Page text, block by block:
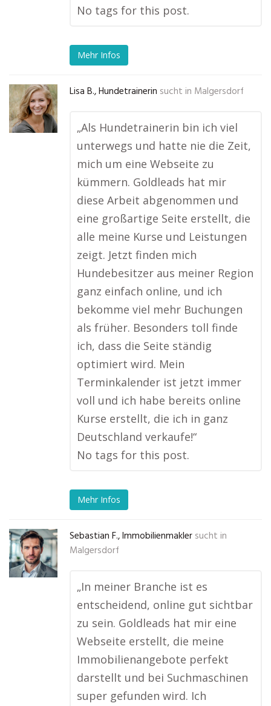
No tags for this post.
Mehr Infos
Lisa B., Hundetrainerin sucht in Malgersdorf
„Als Hundetrainerin bin ich viel
unterwegs und hatte nie die Zeit,
mich um eine Webseite zu
kümmern. Goldleads hat mir
diese Arbeit abgenommen und
eine großartige Seite erstellt, die
alle meine Kurse und Leistungen
zeigt. Jetzt finden mich
Hundebesitzer aus meiner Region
ganz einfach online, und ich
bekomme viel mehr Buchungen
als früher. Besonders toll finde
ich, dass die Seite ständig
optimiert wird. Mein
Terminkalender ist jetzt immer
voll und ich habe bereits online
Kurse erstellt, die ich in ganz
Deutschland verkaufe!“
No tags for this post.
Mehr Infos
Sebastian F., Immobilienmakler sucht in
Malgersdorf
„In meiner Branche ist es
entscheidend, online gut sichtbar
zu sein. Goldleads hat mir eine
Webseite erstellt, die meine
Immobilienangebote perfekt
darstellt und bei Suchmaschinen
super gefunden wird. Ich